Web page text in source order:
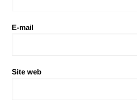
E-mail
Site web